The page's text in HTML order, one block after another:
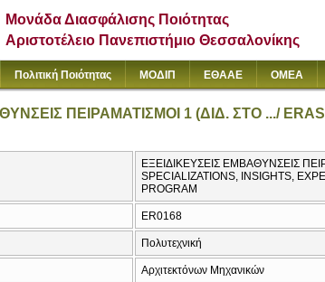
Μονάδα Διασφάλισης Ποιότητας
Αριστοτέλειο Πανεπιστήμιο Θεσσαλονίκης
Πολιτική Ποιότητας ΜΟΔΙΠ ΕΘΑΑΕ ΟΜΕΑ
ΠΕΙΡΑΜΑΤΙΣΜΟΙ 1 (ΔΙΔ. ΣΤΟ .../
ΕΞΕΙΔΙΚΕΥΣΕΙΣ ΕΜΒΑΘΥΝΣΕΙΣ
SPECIALIZATIONS, INSIGHTS,
PROGRAM
ER0168
Πολυτεχνική
Αρχιτεκτόνων Μηχανικών